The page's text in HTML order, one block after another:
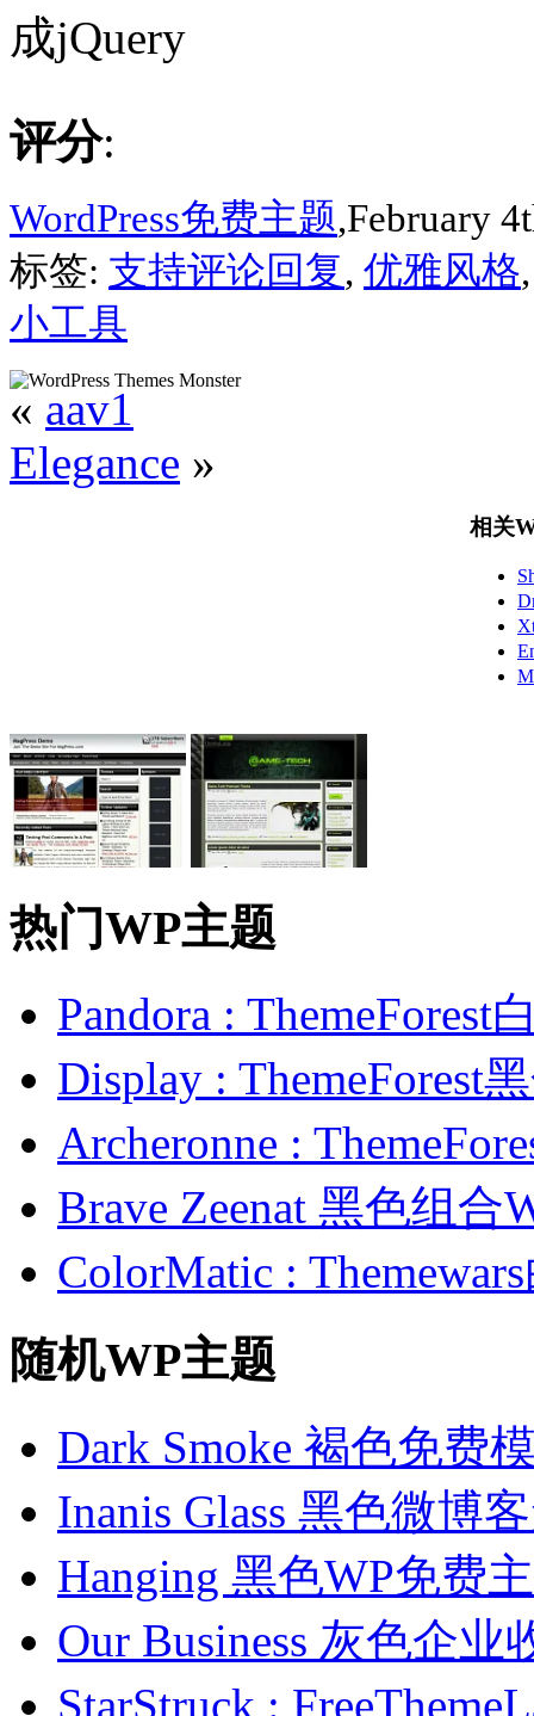
成jQuery
评分:
WordPress免费主题,February
标签: 支持评论回复, 优雅风格
小工具
« aav1
Elegance »
相关
热门WP主题
Pandora : ThemeForest
Display : ThemeForest
Archeronne :
Brave Zeenat 黑色组合
ColorMatic :
随机WP主题
Dark Smoke 褐色免费
Inanis Glass 黑色微博
Hanging 黑色WP免费
Our Business 灰色企业
StarStruck :